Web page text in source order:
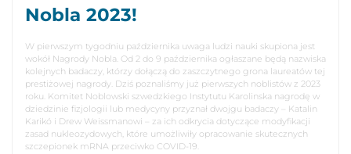
Nobla 2023!
W pierwszym tygodniu października uwaga ludzi nauki skupiona jest
wokół Nagrody Nobla. Od 2 do 9 października ogłaszane będą nazwiska
kolejnych badaczy, którzy dołączą do zaszczytnego grona laureatów tej
prestiżowej nagrody. Dziś poznaliśmy już pierwszych noblistów z 2023
roku. Komitet Noblowski szwedzkiego Instytutu Karolinska nagrodę w
dziedzinie fizjologii lub medycyny przyznał dwojgu badaczy – Katalin
Karikó i Drew Weissmanowi – za ich odkrycia dotyczące modyfikacji
zasad nukleozydowych, które umożliwiły opracowanie skutecznych
szczepionek mRNA przeciwko COVID-19.